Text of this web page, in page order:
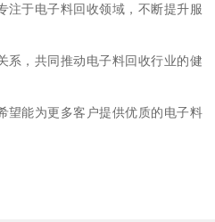
注于电子料回收领域，不断提升服
系，共同推动电子料回收行业的健
望能为更多客户提供优质的电子料